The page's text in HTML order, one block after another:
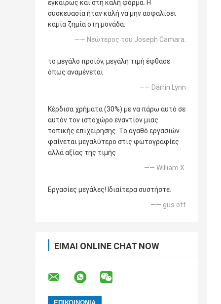
εγκαίρως και στη καλή φόρμα. Η
συσκευασία ήταν καλή να μην ασφαλίσει
καμία ζημία στη μονάδα.
—— Νεώτερος του Joseph Camara.
το μεγάλο προϊόν, μεγάλη τιμή έφθασε
όπως αναμένεται
—— Darrin Lynn
Κέρδισα χρήματα (30%) με να πάρω αυτό σε
αυτόν τον ιστοχώρο εναντίον μιας
τοπικής επιχείρησης. Το αγαθό εργασιών
φαίνεται μεγαλύτερο στις φωτογραφίες
αλλά αξίας της τιμής
—— William Χ.
Εργασίες μεγάλες! Ιδιαίτερα συστήστε.
—— gus ott
ΕΊΜΑΙ ONLINE CHAT NOW